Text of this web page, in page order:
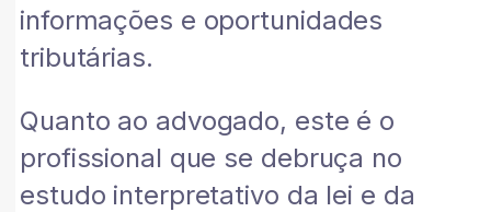
informações e oportunidades
tributárias.
Quanto ao advogado, este é o
profissional que se debruça no
estudo interpretativo da lei e da